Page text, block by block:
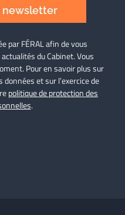
newsletter
par FÉRAL afin de vous
du Cabinet. Vous
Pour en savoir plus sur
et sur l’exercice de
politique de protection des
.